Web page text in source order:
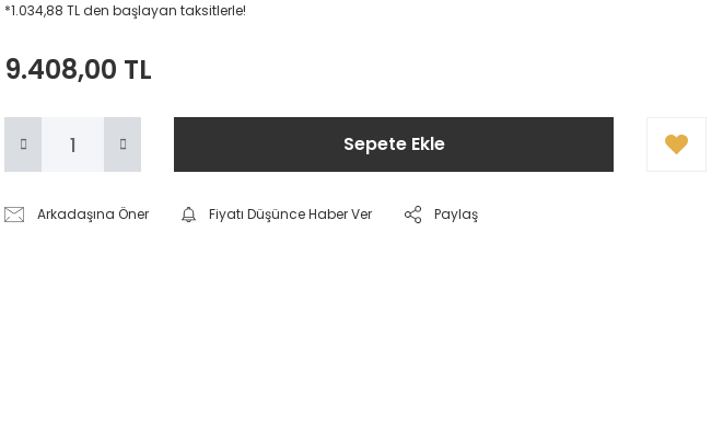
*1.034,88 TL den başlayan taksitlerle!
9.408,00 TL
Sepete Ekle
Arkadaşına Öner Fiyatı Düşünce Haber Ver Paylaş